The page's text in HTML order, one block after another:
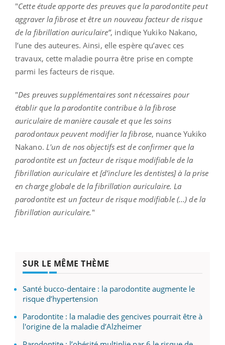
"Cette étude apporte des preuves que la parodontite peut
aggraver la fibrose et être un nouveau facteur de risque
de la fibrillation auriculaire”, indique Yukiko Nakano,
l’une des auteures. Ainsi, elle espère qu’avec ces
travaux, cette maladie pourra être prise en compte
parmi les facteurs de risque.
"Des preuves supplémentaires sont nécessaires pour
établir que la parodontite contribue à la fibrose
auriculaire de manière causale et que les soins
parodontaux peuvent modifier la fibrose, nuance Yukiko
Nakano. L'un de nos objectifs est de confirmer que la
parodontite est un facteur de risque modifiable de la
fibrillation auriculaire et [d’inclure les dentistes] à la prise
en charge globale de la fibrillation auriculaire. La
parodontite est un facteur de risque modifiable (...) de la
fibrillation auriculaire. "
SUR LE MÊME THÈME
Santé bucco-dentaire : la parodontite augmente le
risque d’hypertension
Parodontite : la maladie des gencives pourrait être à
l'origine de la maladie d’Alzheimer